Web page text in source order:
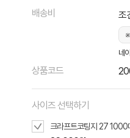
배송비 조
네
상품코드
사이즈 선택하기
크라프트코팅지 27 1000